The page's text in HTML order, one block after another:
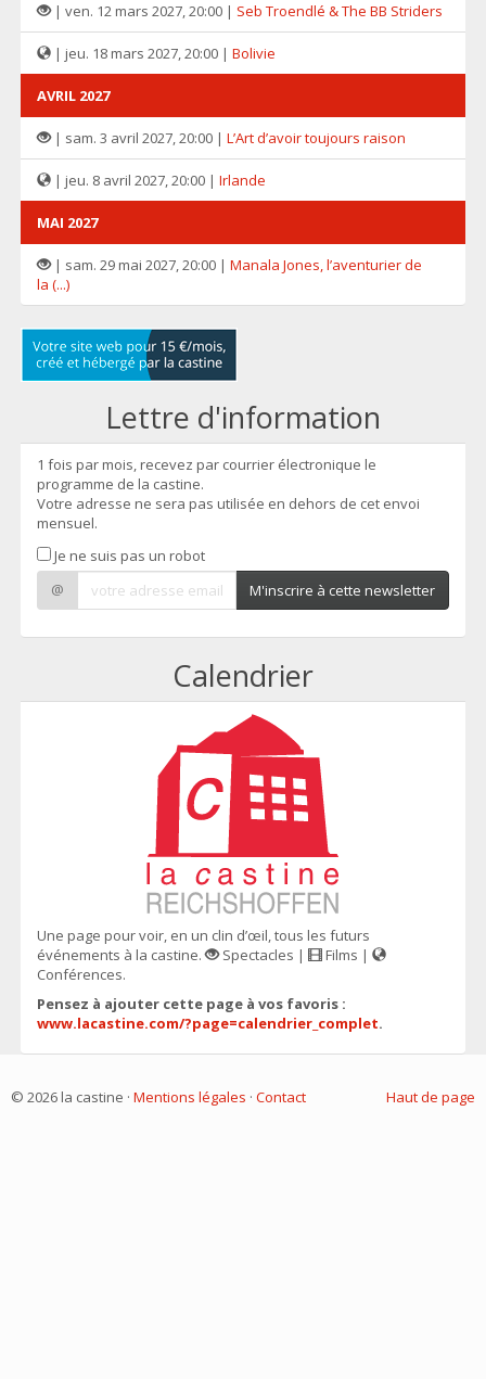
| ven. 12 mars 2027, 20:00 | Seb Troendlé & The BB Striders
| jeu. 18 mars 2027, 20:00 | Bolivie
AVRIL 2027
| sam. 3 avril 2027, 20:00 | L’Art d’avoir toujours raison
| jeu. 8 avril 2027, 20:00 | Irlande
MAI 2027
| sam. 29 mai 2027, 20:00 | Manala Jones, l’aventurier de
la (...)
Lettre d'information
1 fois par mois, recevez par courrier électronique le
programme de la castine.
Votre adresse ne sera pas utilisée en dehors de cet envoi
mensuel.
Je ne suis pas un robot
@
M'inscrire à cette newsletter
Calendrier
Une page pour voir, en un clin d’œil, tous les futurs
événements à la castine.
Spectacles |
Films |
Conférences.
Pensez à ajouter cette page à vos favoris :
www.lacastine.com/?page=calendrier_complet.
Haut de page
© 2026 la castine · Mentions légales · Contact